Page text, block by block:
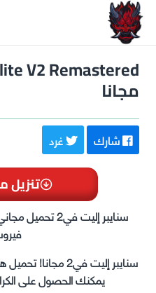
مجانا
شارك غرد
تنزيل
سنايبر إليت
سنايبر إليت في2
يمكنك الحصول على